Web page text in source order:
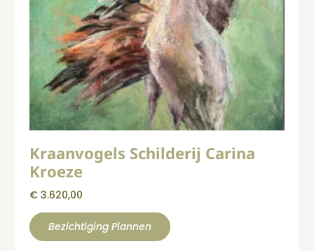
Kraanvogels Schilderij Carina
Kroeze
€ 3.620,00
Bezichtiging Plannen